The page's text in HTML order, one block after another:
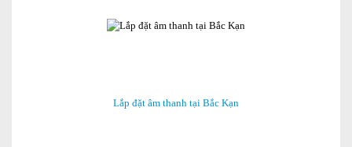
Lắp đặt âm thanh tại Bắc Kạn